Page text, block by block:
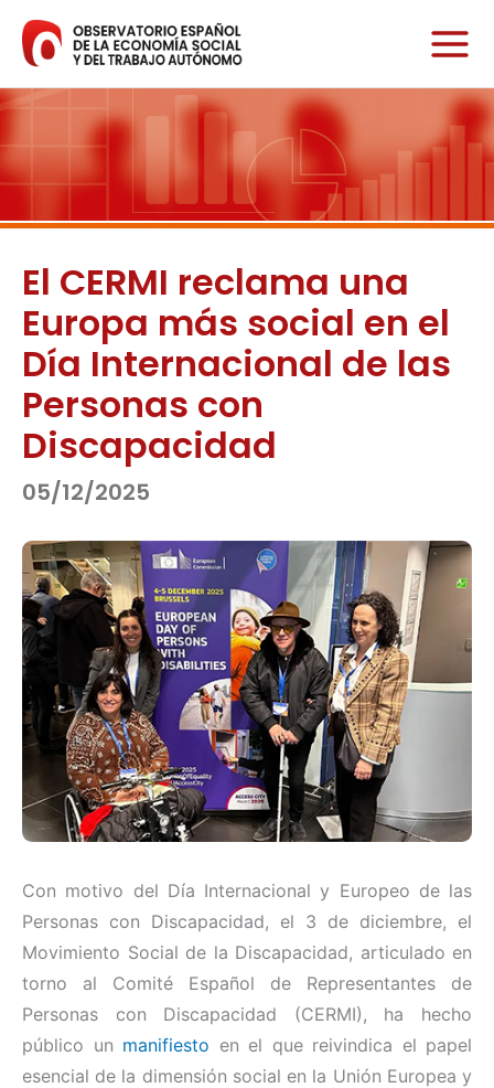
contenido
El CERMI reclama una
Europa más social en el
Día Internacional de las
Personas con
Discapacidad
05/12/2025
Con motivo del Día Internacional y Europeo de las
Personas con Discapacidad, el 3 de diciembre, el
Movimiento Social de la Discapacidad, articulado en
torno al Comité Español de Representantes de
Personas con Discapacidad (CERMI), ha hecho
público un manifiesto en el que reivindica el papel
esencial de la dimensión social en la Unión Europea y